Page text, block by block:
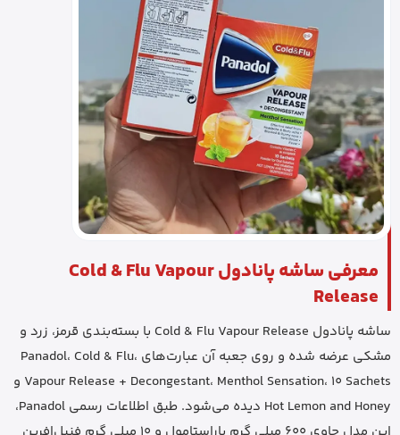
معرفی ساشه پانادول Cold & Flu Vapour
Release
ساشه پانادول Cold & Flu Vapour Release با بسته‌بندی قرمز، زرد و
مشکی عرضه شده و روی جعبه آن عبارت‌های Panadol، Cold & Flu،
Vapour Release + Decongestant، Menthol Sensation، 10 Sachets و
Hot Lemon and Honey دیده می‌شود. طبق اطلاعات رسمی Panadol،